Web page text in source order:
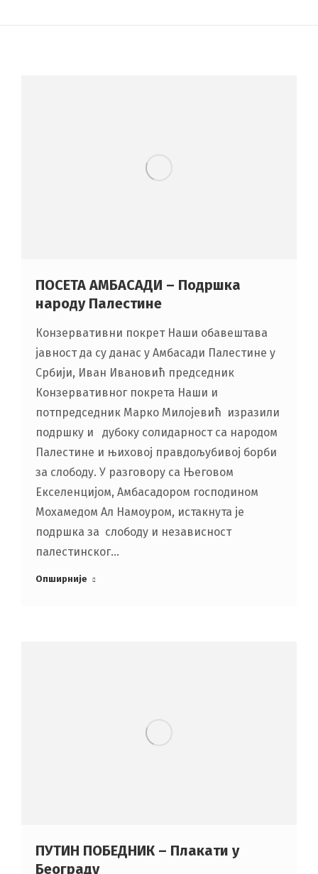
ПОСЕТА АМБАСАДИ – Подршка
народу Палестине
Конзервативни покрет Наши обавештава
јавност да су данас у Амбасади Палестине у
Србији, Иван Ивановић председник
Конзервативног покрета Наши и
потпредседник Марко Милојевић изразили
подршку и дубоку солидарност са народом
Палестине и њиховој правдољубивој борби
за слободу. У разговору са Његовом
Екселенцијом, Амбасадором господином
Мохамедом Ал Намоуром, истакнута је
подршка за слободу и независност
палестинског…
Опширније
ПУТИН ПОБЕДНИК – Плакати у
Београду